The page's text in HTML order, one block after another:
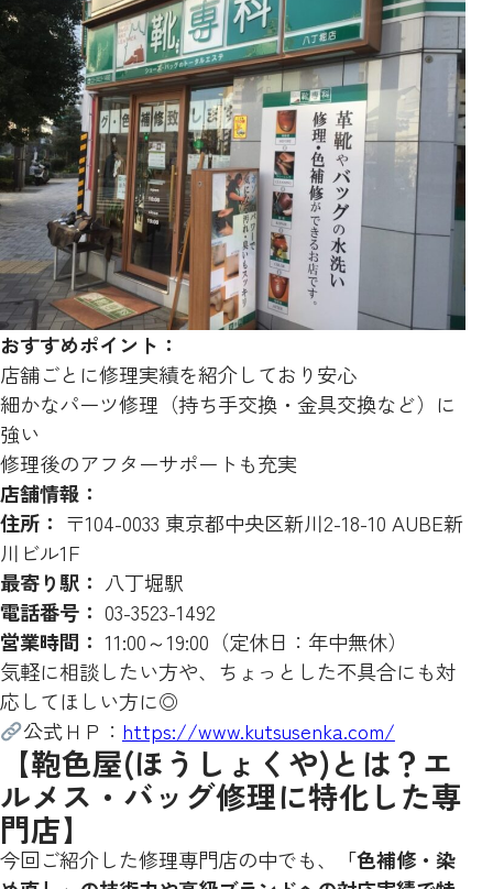
おすすめポイント：
店舗ごとに修理実績を紹介しており安心
細かなパーツ修理（持ち手交換・金具交換など）に
強い
修理後のアフターサポートも充実
店舗情報：
住所： 〒104-0033 東京都中央区新川2-18-10 AUBE新
川ビル1F
最寄り駅： 八丁堀駅
電話番号： 03-3523-1492
営業時間： 11:00～19:00（定休日：年中無休）
気軽に相談したい方や、ちょっとした不具合にも対
応してほしい方に◎
公式ＨＰ： https://www.kutsusenka.com/
【鞄色屋(ほうしょくや)とは？エ
ルメス・バッグ修理に特化した専
門店】
今回ご紹介した修理専門店の中でも、
「色補修・染